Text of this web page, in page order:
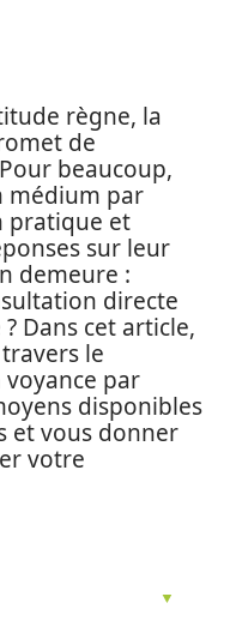
règne, la
de
beaucoup,
médium par
pratique et
sur leur
demeure :
directe
Dans cet article,
le
par
disponibles
et vous donner
votre